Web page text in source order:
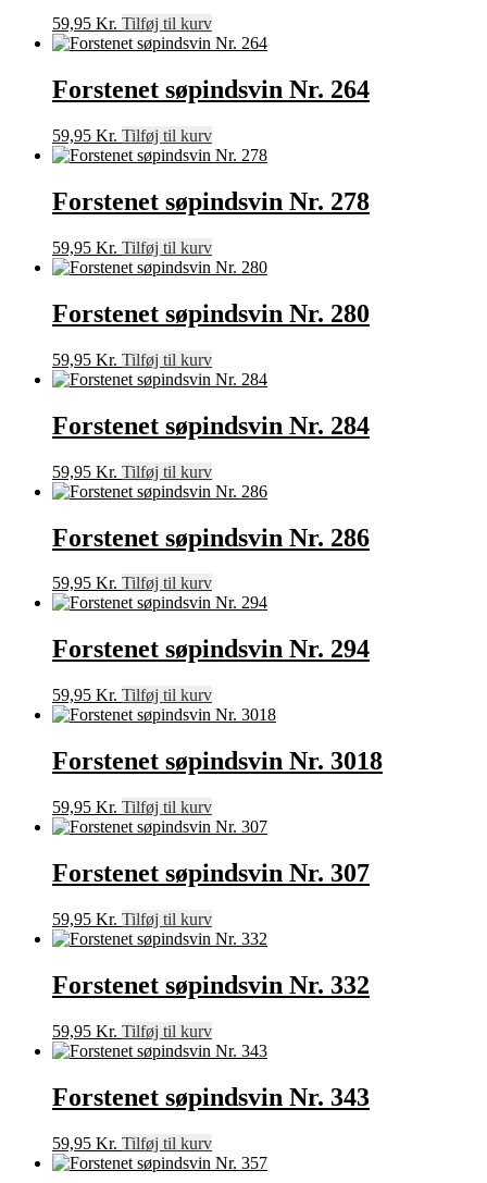
59,95 Kr. Tilføj til kurv
Forstenet søpindsvin Nr. 264
59,95 Kr. Tilføj til kurv
Forstenet søpindsvin Nr. 278
59,95 Kr. Tilføj til kurv
Forstenet søpindsvin Nr. 280
59,95 Kr. Tilføj til kurv
Forstenet søpindsvin Nr. 284
59,95 Kr. Tilføj til kurv
Forstenet søpindsvin Nr. 286
59,95 Kr. Tilføj til kurv
Forstenet søpindsvin Nr. 294
59,95 Kr. Tilføj til kurv
Forstenet søpindsvin Nr. 3018
59,95 Kr. Tilføj til kurv
Forstenet søpindsvin Nr. 307
59,95 Kr. Tilføj til kurv
Forstenet søpindsvin Nr. 332
59,95 Kr. Tilføj til kurv
Forstenet søpindsvin Nr. 343
59,95 Kr. Tilføj til kurv